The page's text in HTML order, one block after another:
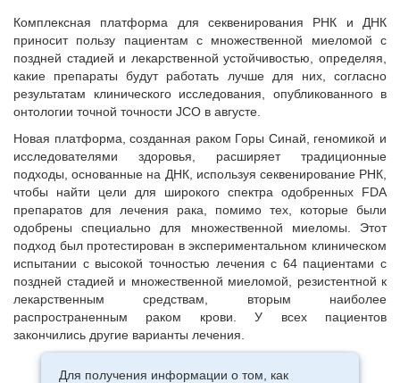
Комплексная платформа для секвенирования РНК и ДНК
приносит пользу пациентам с множественной миеломой с
поздней стадией и лекарственной устойчивостью, определяя,
какие препараты будут работать лучше для них, согласно
результатам клинического исследования, опубликованного в
онтологии точной точности JCO в августе.
Новая платформа, созданная раком Горы Синай, геномикой и
исследователями здоровья, расширяет традиционные
подходы, основанные на ДНК, используя секвенирование РНК,
чтобы найти цели для широкого спектра одобренных FDA
препаратов для лечения рака, помимо тех, которые были
одобрены специально для множественной миеломы. Этот
подход был протестирован в экспериментальном клиническом
испытании с высокой точностью лечения с 64 пациентами с
поздней стадией и множественной миеломой, резистентной к
лекарственным средствам, вторым наиболее
распространенным раком крови. У всех пациентов
закончились другие варианты лечения.
Для получения информации о том, как